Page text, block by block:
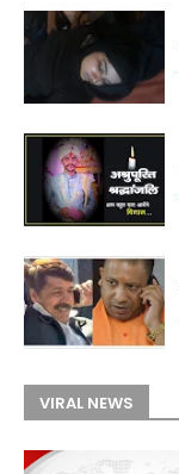
VIRAL NEWS